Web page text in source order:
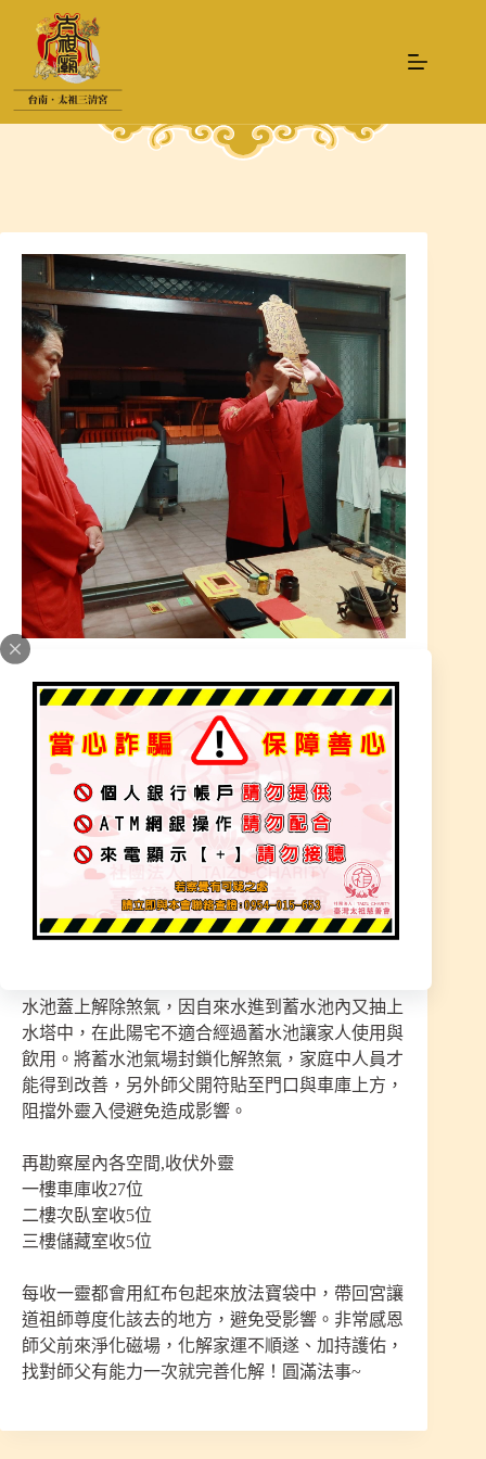
要
辛丑年3月18日．台南-陽宅磁場淨化
出勤勘查處理篇 2022 年 3 月 21 日
加入為 Google 偏好來源
因家運不順遂，邀請師父前往陽宅中做淨化。師父
前來神位退神法事，神位門口有沖煞，師父開符鎮
煞氣。
水池蓋上解除煞氣，因自來水進到蓄水池內又抽上
水塔中，在此陽宅不適合經過蓄水池讓家人使用與
飲用。將蓄水池氣場封鎖化解煞氣，家庭中人員才
能得到改善，另外師父開符貼至門口與車庫上方，
阻擋外靈入侵避免造成影響。
再勘察屋內各空間,收伏外靈
一樓車庫收27位
二樓次臥室收5位
三樓儲藏室收5位
每收一靈都會用紅布包起來放法寶袋中，帶回宮讓
道祖師尊度化該去的地方，避免受影響。非常感恩
師父前來淨化磁場，化解家運不順遂、加持護佑，
找對師父有能力一次就完善化解！圓滿法事~